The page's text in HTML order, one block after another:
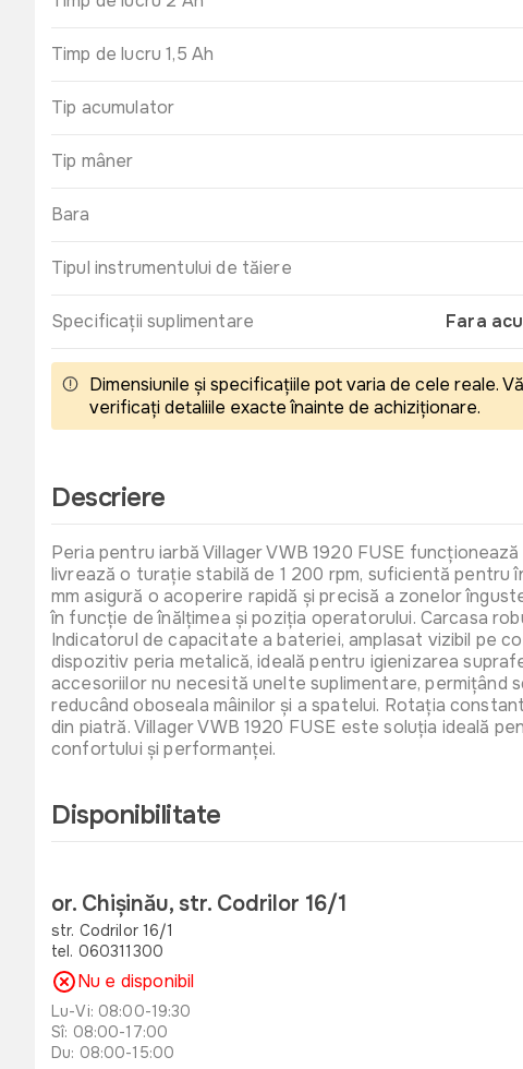
Timp de lucru 1,5 Ah
Tip acumulator
Tip mâner
Bara
Tipul instrumentului de tăiere
Specificații suplimentare Fara
Dimensiunile și specificațiile pot varia de cele reale.
verificați detaliile exacte înainte de achiziționare.
Descriere
Peria pentru iarbă Villager VWB 1920 FUSE
livrează o turație stabilă de 1 200 rpm, suficientă pentru
mm asigură o acoperire rapidă și precisă a zonelor
în funcție de înălțimea și poziția operatorului. Carcasa
Indicatorul de capacitate a bateriei, amplasat vizibil pe
dispozitiv peria metalică, ideală pentru igienizarea
accesoriilor nu necesită unelte suplimentare, permițând
reducând oboseala mâinilor și a spatelui. Rotația
din piatră. Villager VWB 1920 FUSE este soluția ideală
confortului și performanței.
Disponibilitate
or. Chișinău, str. Codrilor 16/1
str. Codrilor 16/1
tel. 060311300
Nu e disponibil
Lu-Vi: 08:00-19:30
Sî: 08:00-17:00
Du: 08:00-15:00